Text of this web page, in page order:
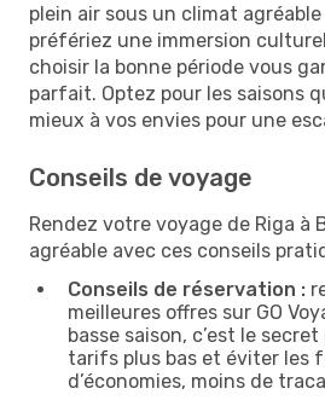
plein air sous un climat
préfériez une immersion
choisir la bonne période vous
parfait. Optez pour les saisons
mieux à vos envies pour une
Conseils de voyage
Rendez votre voyage de Riga à
agréable avec ces conseils
Conseils de réservation :
meilleures offres sur GO
basse saison, c’est le
tarifs plus bas et éviter les
d’économies, moins de